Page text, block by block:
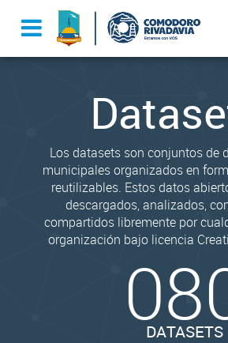
Los datasets son conjuntos de
municipales organizados en
reutilizables. Estos datos
descargados, analizados,
compartidos libremente por
organización bajo licencia
DATASETS